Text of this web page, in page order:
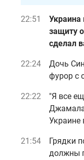
22:51
защиту
сделал
22:24
Дочь
фурор с
22:22
"Я все
Украине
21:54
Грядки
должны